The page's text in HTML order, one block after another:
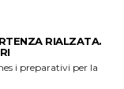
RIALZATA.
i preparativi per la